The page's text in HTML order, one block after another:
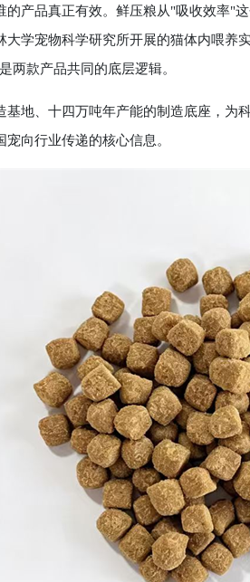
的产品真正有效。鲜压粮从"吸收效率"
大学宠物科学研究所开展的猫体内喂
款产品共同的底层逻辑。
、十四万吨年产能的制造底座，为
向行业传递的核心信息。